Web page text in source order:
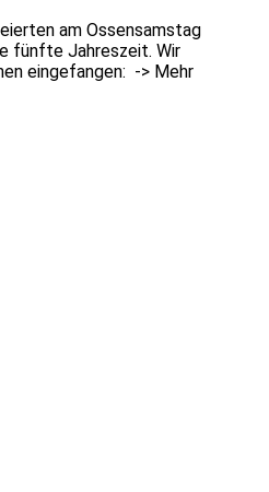
am Ossensamstag
fünfte Jahreszeit. Wir
eingefangen: -> Mehr